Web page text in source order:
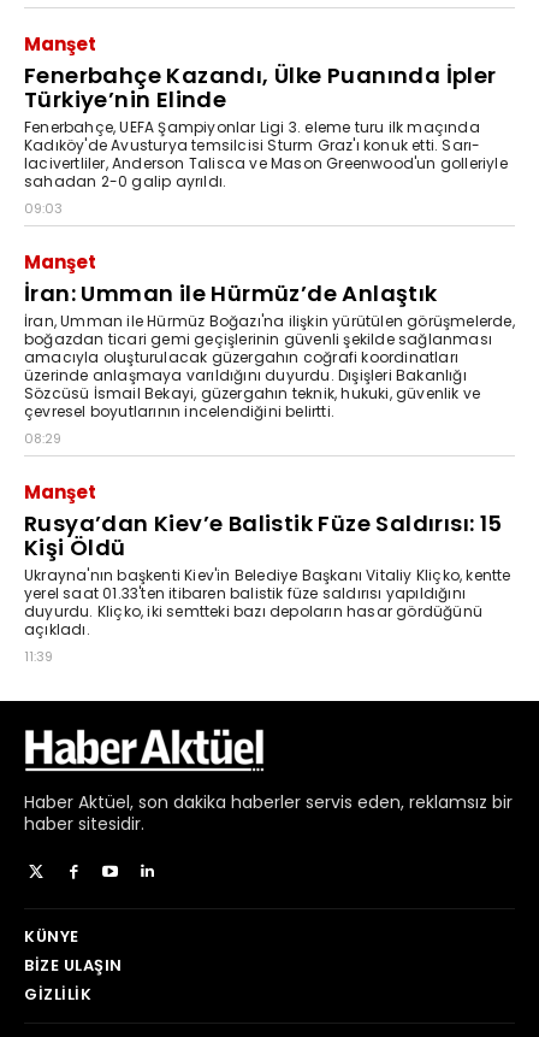
Haber Aktüel, son dakika haberler servis eden, reklamsız bir
haber sitesidir.
KÜNYE
BIZE ULAŞIN
GIZLILIK